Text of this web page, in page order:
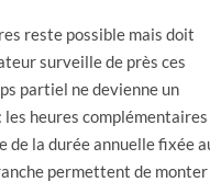
reste possible mais doit
surveille de près ces
partiel ne devienne un
: les heures complémentaires
de la durée annuelle fixée
permettent de monter